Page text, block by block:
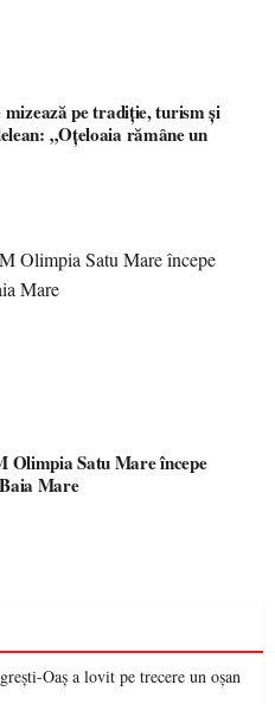
pe tradiție, turism și
Olimpia Satu Mare începe
Mare
Oaș a lovit pe trecere un oșan